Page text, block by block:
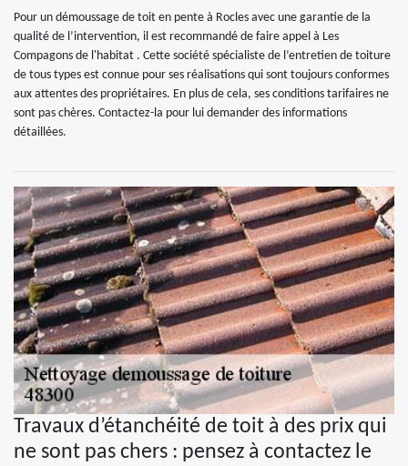
Pour un démoussage de toit en pente à Rocles avec une garantie de la
qualité de l’intervention, il est recommandé de faire appel à Les
Compagons de l'habitat . Cette société spécialiste de l’entretien de toiture
de tous types est connue pour ses réalisations qui sont toujours conformes
aux attentes des propriétaires. En plus de cela, ses conditions tarifaires ne
sont pas chères. Contactez-la pour lui demander des informations
détaillées.
Travaux d’étanchéité de toit à des prix qui
ne sont pas chers : pensez à contactez le